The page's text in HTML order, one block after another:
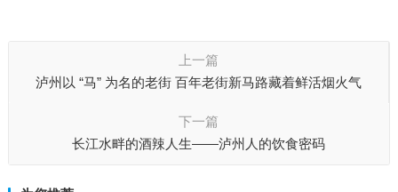
上一篇
泸州以 “马” 为名的老街 百年老街新马路藏着鲜活烟火气
下一篇
长江水畔的酒辣人生——泸州人的饮食密码